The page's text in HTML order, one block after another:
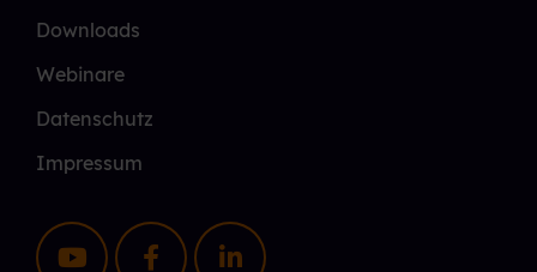
Downloads
Webinare
Datenschutz
Impressum